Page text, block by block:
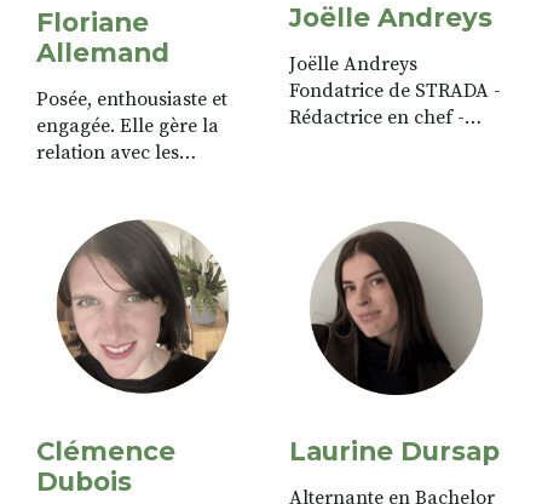
Floriane
Allemand
Posée, enthousiaste et
engagée. Elle gère la
relation avec les
Joëlle Andreys
Joëlle Andreys
Fondatrice de STRADA -
Rédactrice en chef -
ne cesse de s’étoffer de
nouvelles personnalités.
Clémence
Dubois
Laurine Dursap
Alternante en Bachelor